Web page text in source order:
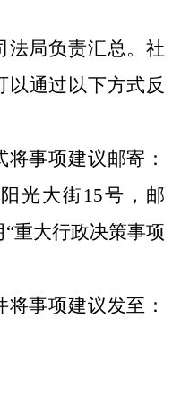
法局负责汇总。社
以通过以下方式反
将事项建议邮寄：
光大街15号， 邮
“重大行政决策事项
将事项建议发至 ：